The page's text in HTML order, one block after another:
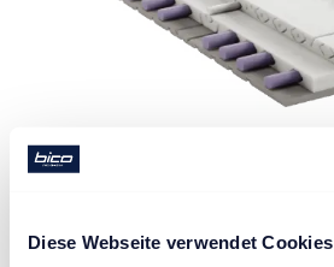
Diese Webseite verwendet Cookies
Ausgewogene Entspannung für alle.